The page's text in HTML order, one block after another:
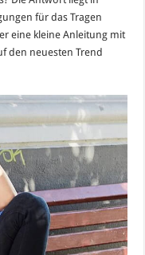
für das Tragen
eine kleine Anleitung mit
den neuesten Trend